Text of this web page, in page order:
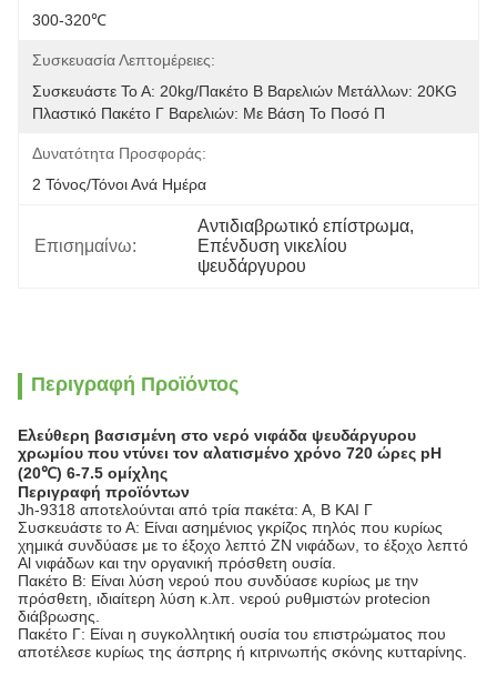
300-320℃
Συσκευασία Λεπτομέρειες:
Συσκευάστε Το Α: 20kg/πακέτο Β Βαρελιών Μετάλλων: 20KG
Πλαστικό Πακέτο Γ Βαρελιών: Με Βάση Το Ποσό Π
Δυνατότητα Προσφοράς:
2 Τόνος/τόνοι Ανά Ημέρα
Επισημαίνω:
Αντιδιαβρωτικό επίστρωμα,
Επένδυση νικελίου
ψευδάργυρου
Περιγραφή Προϊόντος
Ελεύθερη βασισμένη στο νερό νιφάδα ψευδάργυρου
χρωμίου που ντύνει τον αλατισμένο χρόνο 720 ώρες pH
(20℃) 6-7.5 ομίχλης
Περιγραφή προϊόντων
Jh-9318 αποτελούνται από τρία πακέτα: Α, Β ΚΑΙ Γ
Συσκευάστε το Α: Είναι ασημένιος γκρίζος πηλός που κυρίως
χημικά συνδύασε με το έξοχο λεπτό ZN νιφάδων, το έξοχο λεπτό
Al νιφάδων και την οργανική πρόσθετη ουσία.
Πακέτο Β: Είναι λύση νερού που συνδύασε κυρίως με την
πρόσθετη, ιδιαίτερη λύση κ.λπ. νερού ρυθμιστών protecion
διάβρωσης.
Πακέτο Γ: Είναι η συγκολλητική ουσία του επιστρώματος που
αποτέλεσε κυρίως της άσπρης ή κιτρινωπής σκόνης κυτταρίνης.